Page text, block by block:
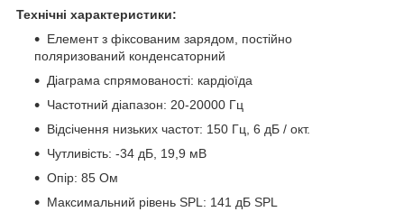
Технічні характеристики:
Елемент з фіксованим зарядом, постійно
поляризований конденсаторний
Діаграма спрямованості: кардіоїда
Частотний діапазон: 20-20000 Гц
Відсічення низьких частот: 150 Гц, 6 дБ / окт.
Чутливість: -34 дБ, 19,9 мВ
Опір: 85 Ом
Максимальний рівень SPL: 141 дБ SPL